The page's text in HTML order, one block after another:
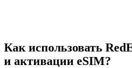
Как использовать
и активации eSIM?